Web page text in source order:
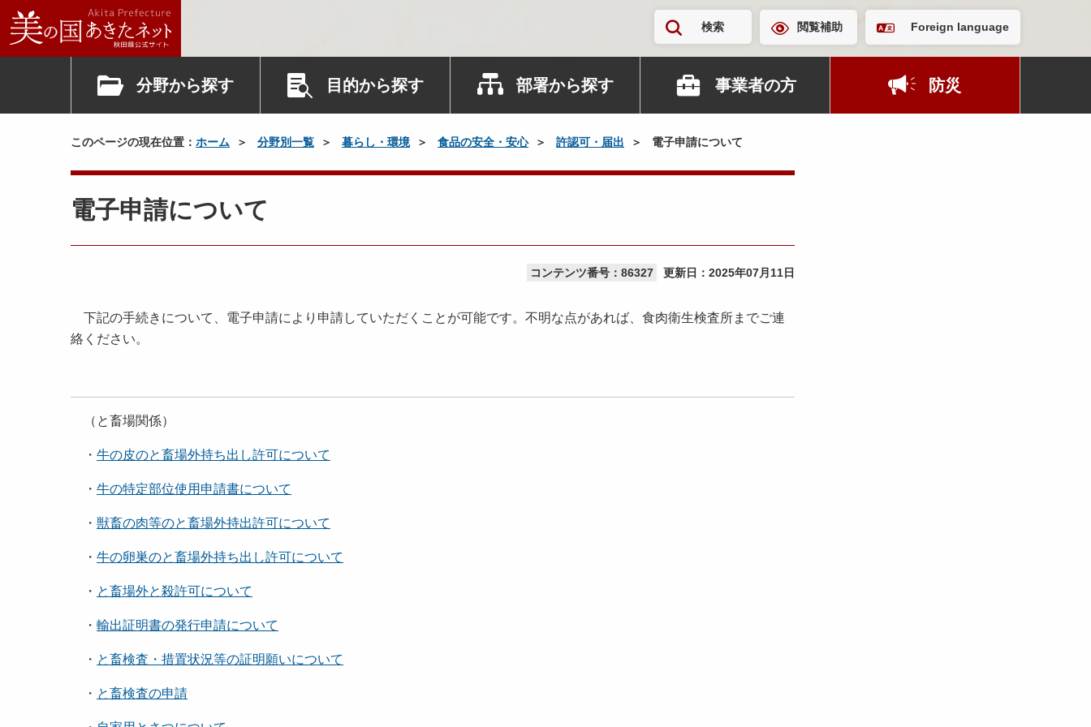
検索 閲覧補助 Foreign language
分野から探す 目的から探す 部署から探す 事業者の方 防災
このページの現在位置： ホーム 分野別一覧 暮らし・環境 食品の安全・安心 許認可・届出 電子申請について
電子申請について
コンテンツ番号：86327 更新日： 2025年07月11日
下記の手続きについて、電子申請により申請していただくことが可能です。不明な点があれば、食肉衛生検査所までご連
絡ください。
（と畜場関係）
・ 牛の皮のと畜場外持ち出し許可について
・ 牛の特定部位使用申請書について
・ 獣畜の肉等のと畜場外持出許可について
・ 牛の卵巣のと畜場外持ち出し許可について
・ と畜場外と殺許可について
・ 輸出証明書の発行申請について
・ と畜検査・措置状況等の証明願いについて
・ と畜検査の申請